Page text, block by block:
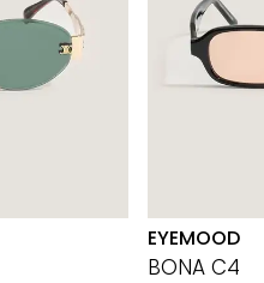
EYEMOOD
BONA C4